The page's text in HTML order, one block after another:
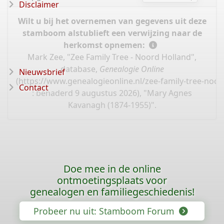
Wilt u bij het overnemen van gegevens uit deze
stamboom alstublieft een verwijzing naar de
herkomst opnemen:
Mark Zee, "Zee Family Tree - Noord Holland",
database, Genealogie Online
(https://www.genealogieonline.nl/zee-family-tree-
: benaderd 9 augustus 2026), "Mary Agnes
Kavanagh (1874-1955)".
Disclaimer
Nieuwsbrief
Contact
Doe mee in de online
ontmoetingsplaats voor
genealogen en familiegeschiedenis!
Probeer nu uit: Stamboom Forum